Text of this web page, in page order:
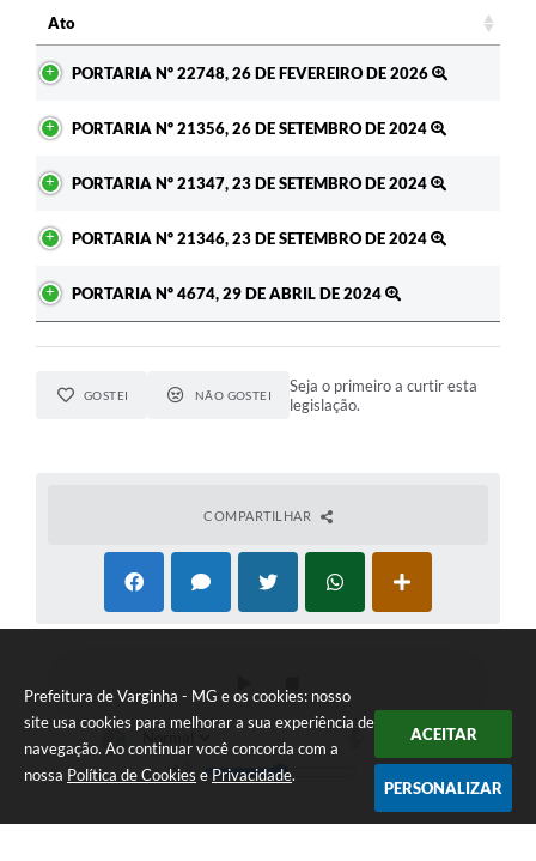
Prefeitura de Varginha - MG e os cookies: nosso
site usa cookies para melhorar a sua experiência de
navegação. Ao continuar você concorda com a
nossa Política de Cookies e Privacidade.
ACEITAR
PERSONALIZAR
Ato
PORTARIA Nº 22748, 26 DE FEVEREIRO DE 2026
PORTARIA Nº 21356, 26 DE SETEMBRO DE 2024
PORTARIA Nº 21347, 23 DE SETEMBRO DE 2024
PORTARIA Nº 21346, 23 DE SETEMBRO DE 2024
PORTARIA Nº 4674, 29 DE ABRIL DE 2024
GOSTEI NÃO GOSTEI
Seja o primeiro a curtir esta
legislação.
COMPARTILHAR